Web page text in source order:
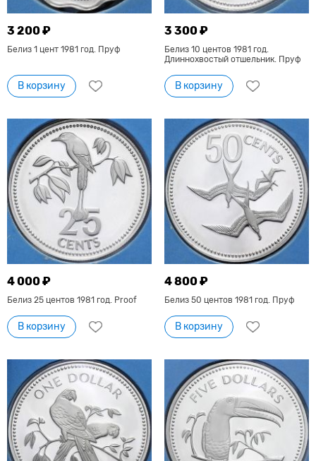
3 200 ₽
Белиз 1 цент 1981 год. Пруф
В корзину
3 300 ₽
Белиз 10 центов 1981 год.
Длиннохвостый отшельник. Пруф
В корзину
4 000 ₽
Белиз 25 центов 1981 год. Proof
В корзину
4 800 ₽
Белиз 50 центов 1981 год. Пруф
В корзину